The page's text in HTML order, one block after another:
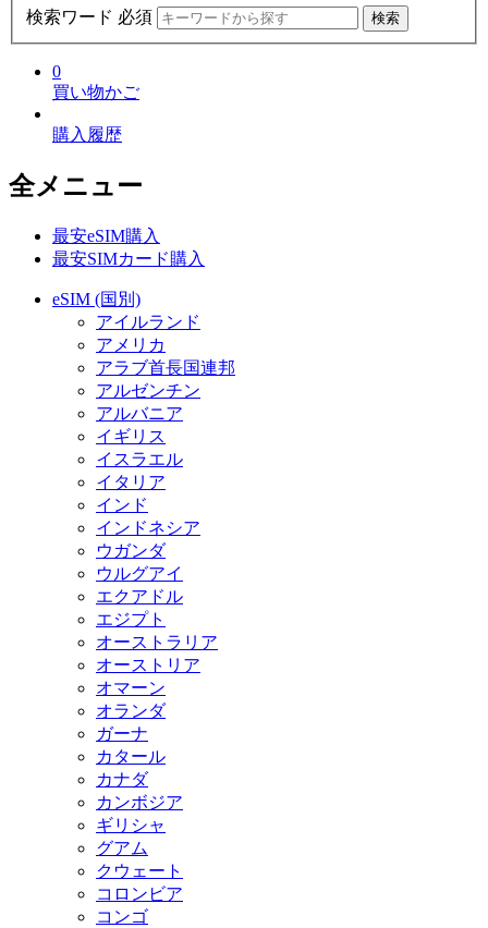
検索ワード 必須
検索
0
買い物かご
購入履歴
全メニュー
最安eSIM購入
最安SIMカード購入
eSIM (国別)
アイルランド
アメリカ
アラブ首長国連邦
アルゼンチン
アルバニア
イギリス
イスラエル
イタリア
インド
インドネシア
ウガンダ
ウルグアイ
エクアドル
エジプト
オーストラリア
オーストリア
オマーン
オランダ
ガーナ
カタール
カナダ
カンボジア
ギリシャ
グアム
クウェート
コロンビア
コンゴ